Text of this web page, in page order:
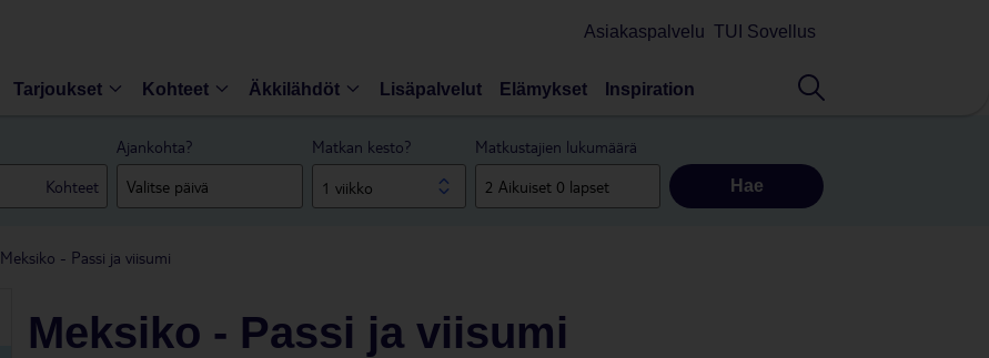
Asiakaspalvelu TUI Sovellus
Tarjoukset Kohteet Äkkilähdöt Lisäpalvelut Elämykset Inspiration
Kohteet
Ajankohta? Matkan kesto?
1 viikko
Matkustajien lukumäärä
Hae
Meksiko - Passi ja viisumi
Meksiko - Passi ja viisumi